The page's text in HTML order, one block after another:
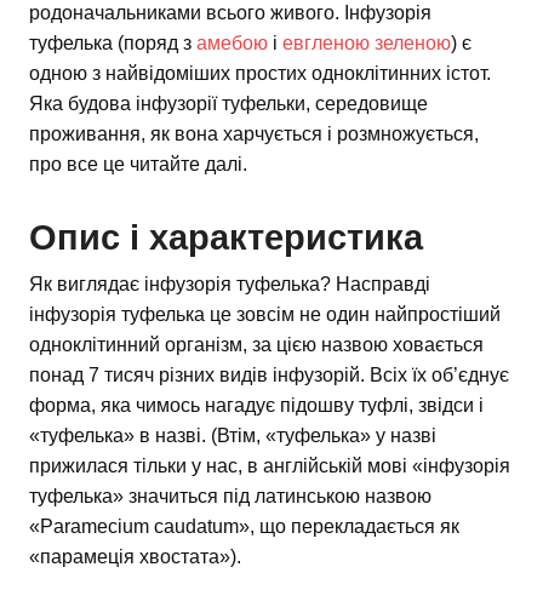
родоначальниками всього живого. Інфузорія
туфелька (поряд з амебою і евгленою зеленою) є
одною з найвідоміших простих одноклітинних істот.
Яка будова інфузорії туфельки, середовище
проживання, як вона харчується і розмножується,
про все це читайте далі.
Опис і характеристика
Як виглядає інфузорія туфелька? Насправді
інфузорія туфелька це зовсім не один найпростіший
одноклітинний організм, за цією назвою ховається
понад 7 тисяч різних видів інфузорій. Всіх їх об’єднує
форма, яка чимось нагадує підошву туфлі, звідси і
«туфелька» в назві. (Втім, «туфелька» у назві
прижилася тільки у нас, в англійській мові «інфузорія
туфелька» значиться під латинською назвою
«Paramecium caudatum», що перекладається як
«парамеція хвостата»).